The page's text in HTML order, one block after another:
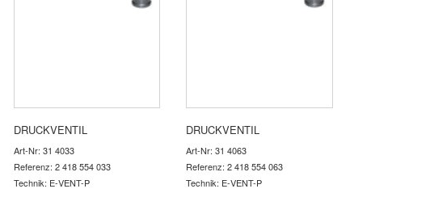
DRUCKVENTIL
Art-Nr: 31 4033
Referenz: 2 418 554 033
Technik: E-VENT-P
DRUCKVENTIL
Art-Nr: 31 4063
Referenz: 2 418 554 063
Technik: E-VENT-P